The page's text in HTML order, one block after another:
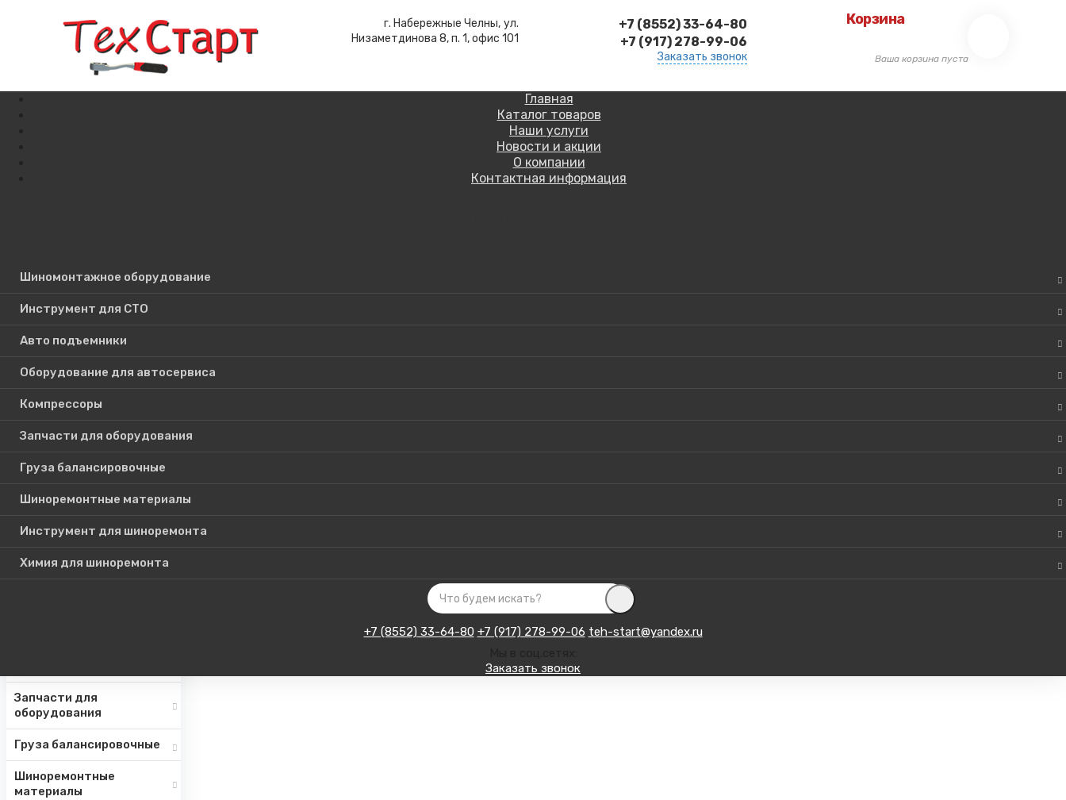
г. Набережные Челны, ул.
Низаметдинова 8, п. 1, офис 101
+7 (8552) 33-64-80
+7 (917) 278-99-06
Заказать звонок
Корзина
Ваша корзина пуста
Главная
Каталог товаров
Наши услуги
Новости и акции
О компании
Контактная информация
Шиномонтажное оборудование
Инструмент для СТО
Авто подъемники
Оборудование для автосервиса
Компрессоры
Запчасти для оборудования
Груза балансировочные
Шиноремонтные материалы
Инструмент для шиноремонта
Химия для шиноремонта
+7 (8552) 33-64-80 +7 (917) 278-99-06 teh-start@yandex.ru
Заказать звонок
Поиск по сайту
Каталог
Шиномонтажное
оборудование
Инструмент для СТО
Запчасти для
оборудования
Груза балансировочные
Шиноремонтные
материалы